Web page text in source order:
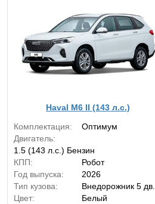
Haval M6 II (143 л.с.)
Комплектация:
Оптимум
Двигатель:
1.5 (143 л.с.) Бензин
КПП:
Робот
Год выпуска:
2026
Тип кузова:
Внедорожник 5 дв.
Цвет:
Белый